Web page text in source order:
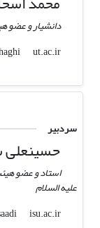
دانشیار و عضو
m.eshaghi
ut.ac.ir
سردبیر
استاد و عضو
علیه السلام
saadi
isu.ac.ir